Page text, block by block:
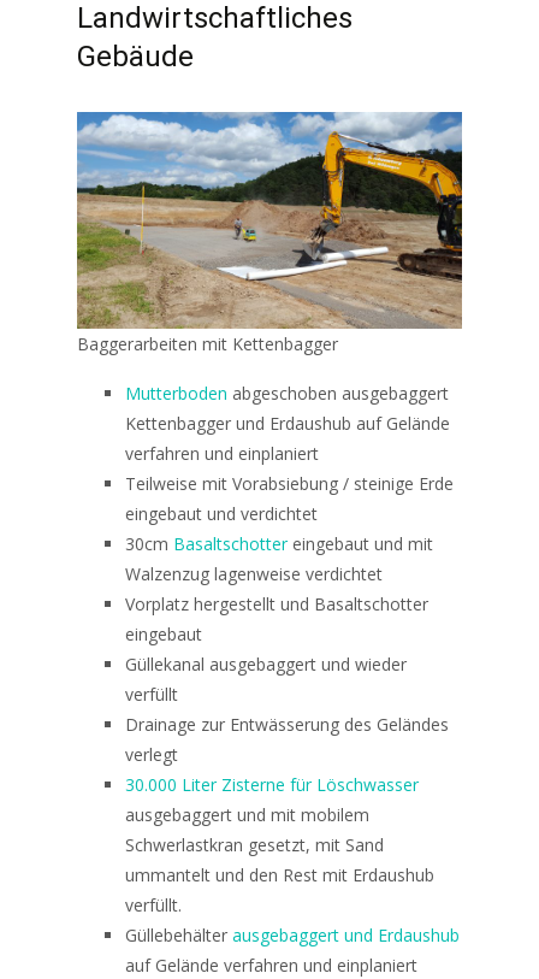
Landwirtschaftliches
Gebäude
Baggerarbeiten mit Kettenbagger
Mutterboden abgeschoben ausgebaggert
Kettenbagger und Erdaushub auf Gelände
verfahren und einplaniert
Teilweise mit Vorabsiebung / steinige Erde
eingebaut und verdichtet
30cm Basaltschottereingebaut und mit
Walzenzug lagenweise verdichtet
Vorplatz hergestellt und Basaltschotter
eingebaut
Güllekanal ausgebaggert und wieder
verfüllt
Drainage zur Entwässerung des Geländes
verlegt
30.000 Liter Zisterne für Löschwasser
ausgebaggert und mit mobilem
Schwerlastkran gesetzt, mit Sand
ummantelt und den Rest mit Erdaushub
verfüllt.
Güllebehälter ausgebaggert und Erdaushub
auf Gelände verfahren und einplaniert